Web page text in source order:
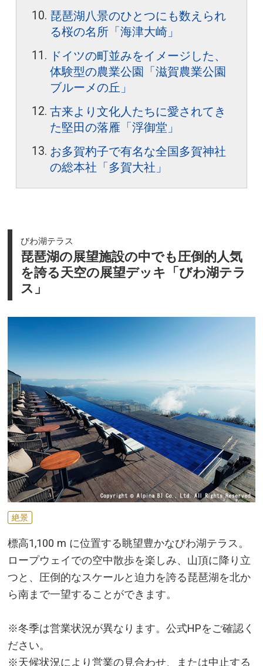
琵琶湖八景のひとつにも数えられ
る桜の名所「海津大崎」
ドイツの町並みをイメージした、
体験型の農業公園「滋賀農業公園
ブルーメの丘」
古来より文化人たちに愛されてき
た堅田の落雁「浮御堂」
お多賀杓子で有名な全国多賀神社
の総本社「多賀大社」
びわ湖テラス
琵琶湖の展望施設の中でも圧倒的人気
を誇る天空の展望デッキ「びわ湖テラ
ス」
絶景
標高1,100 m に位置する眺望豊かなびわ湖テラス。
ロープウェイでの空中散歩を楽しみ、山頂に降り立
つと、圧倒的なスケールと迫力を誇る琵琶湖を北か
ら南まで一望することができます。
※冬季は営業状況が異なります。公式HPをご確認く
ださい。
※天候状況により営業の見合わせ、または中止する